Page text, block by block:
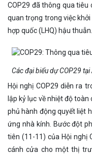
COP29 đã thông qua tiêu
quan trọng trong việc
hợp quốc (LHQ) hậu thuẫn.
Các đại biểu dự COP29
Hội nghị COP29 diễn ra
lập kỷ lục về nhiệt độ
phủ hành động quyết liệt
ứng nhà kính. Bước đột
tiên (11-11) của Hội nghị
cánh cửa cho một thị